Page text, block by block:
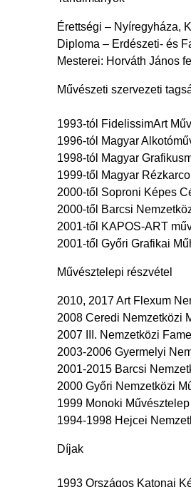
Érettségi – Nyíregyháza,
Diploma – Erdészeti- és
Mesterei: Horváth János
Művészeti szervezeti
1993-tól FidelissimArt
1996-tól Magyar
1998-tól Magyar
1999-től Magyar
2000-től Soproni Képes
2000-től Barcsi
2001-től KAPOS-ART
2001-től Győri Grafikai
Művésztelepi részvétel
2010, 2017 Art Flexum
2008 Ceredi Nemzetközi
2007 III. Nemzetközi
2003-2006 Gyermelyi
2001-2015 Barcsi
2000 Győri Nemzetközi
1999 Monoki Művésztelep
1994-1998 Hejcei
Díjak
1993 Országos Katonai